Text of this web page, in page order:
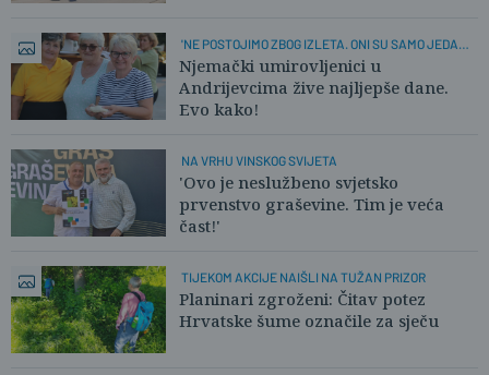
'NE POSTOJIMO ZBOG IZLETA. ONI SU SAMO JEDAN
DAN!'
Njemački umirovljenici u
Andrijevcima žive najljepše dane.
Evo kako!
NA VRHU VINSKOG SVIJETA
'Ovo je neslužbeno svjetsko
prvenstvo graševine. Tim je veća
čast!'
TIJEKOM AKCIJE NAIŠLI NA TUŽAN PRIZOR
Planinari zgroženi: Čitav potez
Hrvatske šume označile za sječu